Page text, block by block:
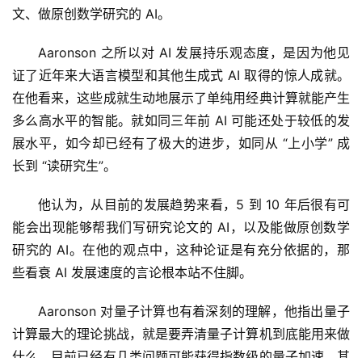
文、做原创数学研究的 AI。
Aaronson 之所以对 AI 发展持乐观态度，是因为他见
证了近年来大语言模型和其他生成式 AI 取得的惊人成就。
在他看来，这些成就生动地展示了单纯用经典计算就能产生
多么高水平的智能。就如同三年前 AI 可能还处于较低的发
展水平，如今却已经有了极大的进步，如同从 “上小学” 成
长到 “读研究生”。
他认为，从目前的发展趋势来看，5 到 10 年后很有可
能会出现能够帮我们写研究论文的 AI，以及能做原创数学
研究的 AI。在他的观点中，这种论证是有充分依据的，那
些看衰 AI 发展速度的言论根本站不住脚。
Aaronson 对量子计算也有着深刻的理解，他指出量子
计算最大的理论挑战，就是要弄清量子计算机到底能用来做